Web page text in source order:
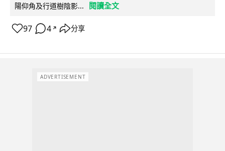
陽仰角及行道樹陰影...
閱讀全文
97 4 ↗ 分享
ADVERTISEMENT